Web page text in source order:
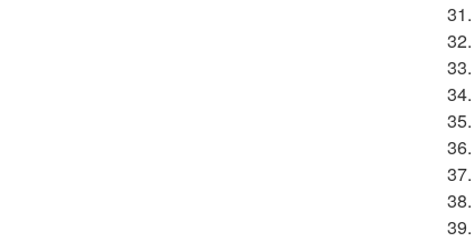
31.
32.
33.
34.
35.
36.
37.
38.
39.